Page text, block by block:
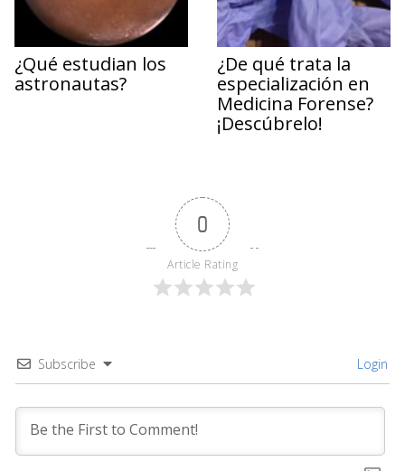
¿Qué estudian los
astronautas?
¿De qué trata la
especialización en
Medicina Forense?
¡Descúbrelo!
0
Article Rating
Subscribe Login